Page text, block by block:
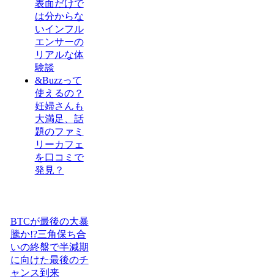
表面だけで
は分からな
いインフル
エンサーの
リアルな体
験談
&Buzzって
使えるの？
妊婦さんも
大満足、話
題のファミ
リーカフェ
を口コミで
発見？
BTCが最後の大暴
騰か!?三角保ち合
いの終盤で半減期
に向けた最後のチ
ャンス到来